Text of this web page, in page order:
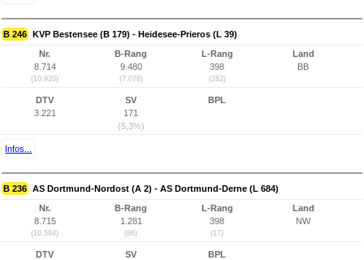
B 246 KVP Bestensee (B 179) - Heidesee-Prieros (L 39)
Nr.
8.714
(10.920)
B-Rang
9.480
(7.078)
L-Rang
398
(282)
Land
BB
DTV
3.221
SV
171
(5,3%)
BPL
Infos...
B 236 AS Dortmund-Nordost (A 2) - AS Dortmund-Derne (L 684)
Nr.
8.715
(10.594)
B-Rang
1.281
(86)
L-Rang
398
(17)
Land
NW
DTV
SV
BPL